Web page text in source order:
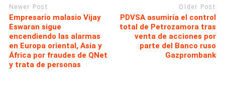
Newer Post
Empresario malasio Vijay
Eswaran sigue
encendiendo las alarmas
en Europa oriental, Asia y
África por fraudes de QNet
y trata de personas
Older Post
PDVSA asumiría el control
total de Petrozamora tras
venta de acciones por
parte del Banco ruso
Gazprombank